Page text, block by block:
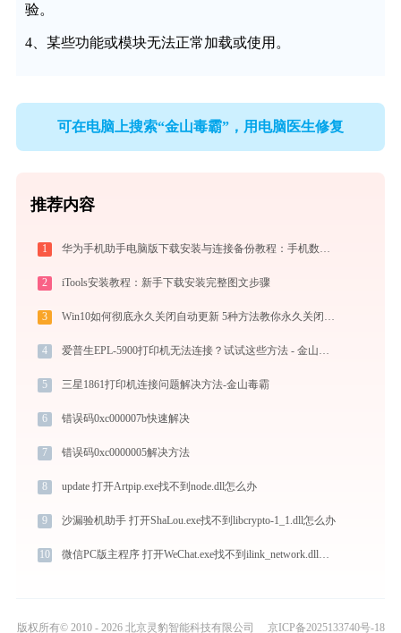
验。
4、某些功能或模块无法正常加载或使用。
可在电脑上搜索“金山毒霸”，用电脑医生修复
推荐内容
1 华为手机助手电脑版下载安装与连接备份教程：手机数据双向传输与系统修复指南
2 iTools安装教程：新手下载安装完整图文步骤
3 Win10如何彻底永久关闭自动更新 5种方法教你永久关闭win10自动更新
4 爱普生EPL-5900打印机无法连接？试试这些方法 - 金山毒霸
5 三星1861打印机连接问题解决方法-金山毒霸
6 错误码0xc000007b快速解决
7 错误码0xc0000005解决方法
8 update 打开Artpip.exe找不到node.dll怎么办
9 沙漏验机助手 打开ShaLou.exe找不到libcrypto-1_1.dll怎么办
10 微信PC版主程序 打开WeChat.exe找不到ilink_network.dll怎么办
版权所有© 2010 - 2026 北京灵豹智能科技有限公司 京ICP备2025133740号-18